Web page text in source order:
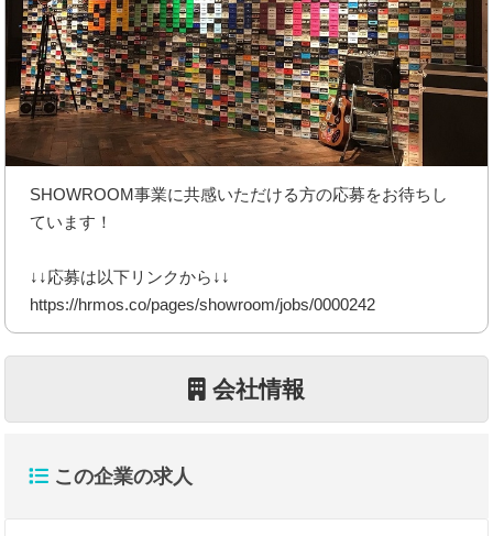
SHOWROOM事業に共感いただける方の応募をお待ちし
ています！
↓↓応募は以下リンクから↓↓
https://hrmos.co/pages/showroom/jobs/0000242
会社情報
この企業の求人